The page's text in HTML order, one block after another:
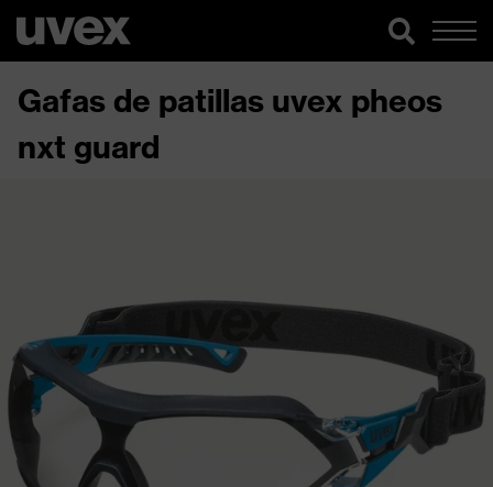
Gafas de patillas uvex pheos
nxt guard